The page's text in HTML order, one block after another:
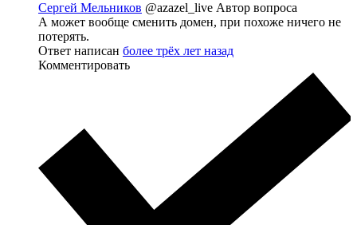
Сергей Мельников @azazel_live Автор вопроса
А может вообще сменить домен, при похоже ничего не
потерять.
Ответ написан более трёх лет назад
Комментировать